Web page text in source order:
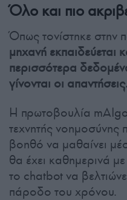
Όλο και πιο
Όπως τονίστηκε στην
μηχανή εκπαιδεύεται
περισσότερα
γίνονται οι απαντήσεις.
Η πρωτοβουλία
τεχνητής νοημοσύνης
βοηθό να μαθαίνει
θα έχει καθημερινά
το chatbot να
πάροδο του χρόνου.